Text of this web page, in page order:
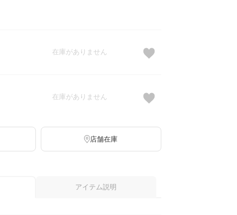
在庫がありません
在庫がありません
店舗在庫
アイテム説明